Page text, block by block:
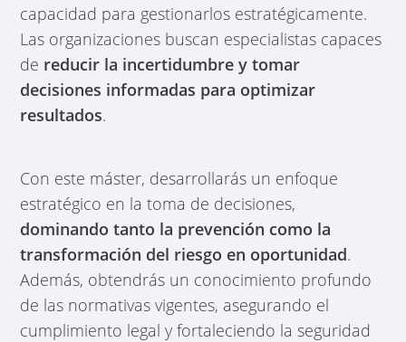
capacidad para gestionarlos estratégicamente.
Las organizaciones buscan especialistas capaces
de reducir la incertidumbre y tomar
decisiones informadas para optimizar
resultados.
Con este máster, desarrollarás un enfoque
estratégico en la toma de decisiones,
dominando tanto la prevención como la
transformación del riesgo en oportunidad.
Además, obtendrás un conocimiento profundo
de las normativas vigentes, asegurando el
cumplimiento legal y fortaleciendo la seguridad